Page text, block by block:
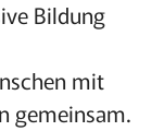
Bildung
mit
gemeinsam.